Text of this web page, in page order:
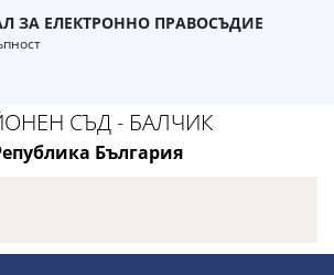
ЗА ЕЛЕКТРОННО ПРАВОСЪДИЕ
СЪД - БАЛЧИК
България